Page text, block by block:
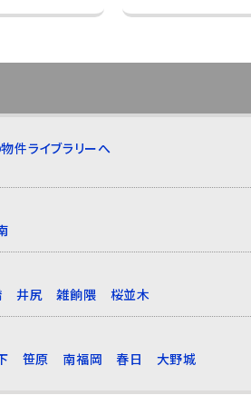
件ライブラリーへ
井尻 雑餉隈 桜並木
笹原 南福岡 春日 大野城